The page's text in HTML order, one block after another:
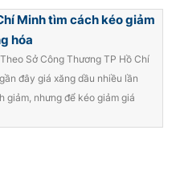
nếu không có sự chấp
VTV.vn khi phát hành lại
Minh tìm cách kéo giảm
hóa
Sở Công Thương TP Hồ Chí
đây giá xăng dầu nhiều lần
giảm, nhưng để kéo giảm giá